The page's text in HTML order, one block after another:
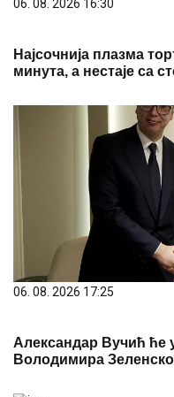
06. 08. 2026 16:30
Најсочнија плазма
минута, а нестаје са
06. 08. 2026 17:25
Александар Вучић ће
Володимира